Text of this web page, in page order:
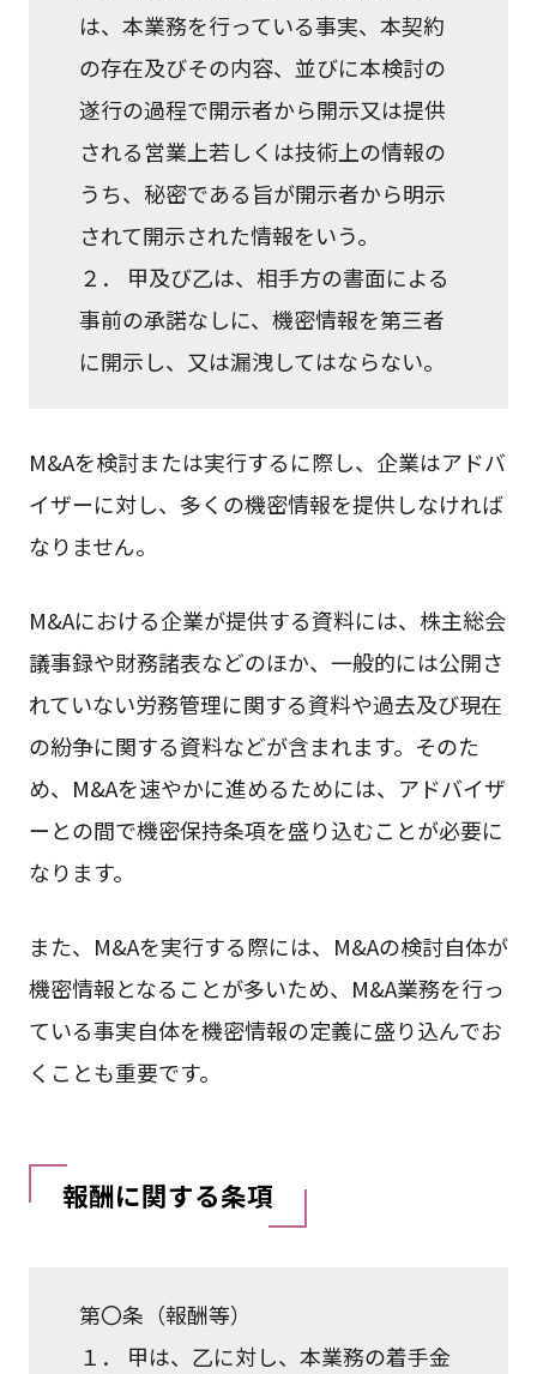
は、本業務を行っている事実、本契約
の存在及びその内容、並びに本検討の
遂行の過程で開示者から開示又は提供
される営業上若しくは技術上の情報の
うち、秘密である旨が開示者から明示
されて開示された情報をいう。
２． 甲及び乙は、相手方の書面による
事前の承諾なしに、機密情報を第三者
に開示し、又は漏洩してはならない。
M&Aを検討または実行するに際し、企業はアドバ
イザーに対し、多くの機密情報を提供しなければ
なりません。
M&Aにおける企業が提供する資料には、株主総会
議事録や財務諸表などのほか、一般的には公開さ
れていない労務管理に関する資料や過去及び現在
の紛争に関する資料などが含まれます。そのた
め、M&Aを速やかに進めるためには、アドバイザ
ーとの間で機密保持条項を盛り込むことが必要に
なります。
また、M&Aを実行する際には、M&Aの検討自体が
機密情報となることが多いため、M&A業務を行っ
ている事実自体を機密情報の定義に盛り込んでお
くことも重要です。
報酬に関する条項
第〇条（報酬等）
１． 甲は、乙に対し、本業務の着手金